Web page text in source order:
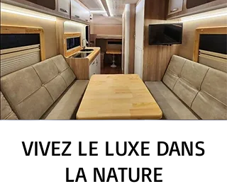
VIVEZ LE LUXE DANS
LA NATURE